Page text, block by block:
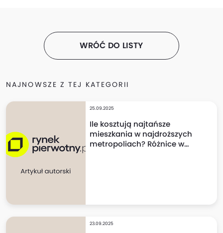
WRÓĆ DO LISTY
NAJNOWSZE Z TEJ KATEGORII
25.09.2025
Ile kosztują najtańsze
mieszkania w najdroższych
metropoliach? Różnice w
23.09.2025